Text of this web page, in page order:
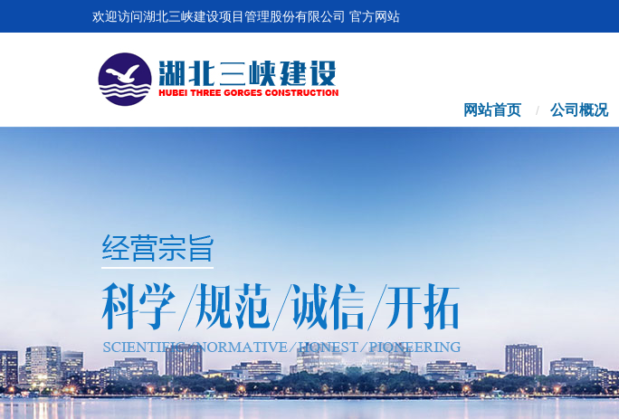
欢迎访问湖北三峡建设项目管理股份有限公司 官方网站
网站首页 / 公司概况